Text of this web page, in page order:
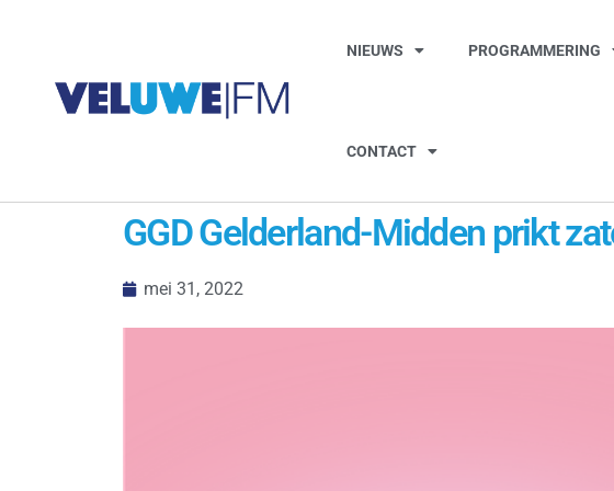
NIEUWS PROGRAMMERING
CONTACT
GGD Gelderland-Midden prikt
mei 31, 2022